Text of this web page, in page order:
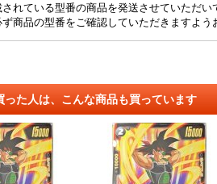
れている型番の商品を発送させていただ
商品の型番をご確認していただきますよう
った人は、こんな商品も買っています